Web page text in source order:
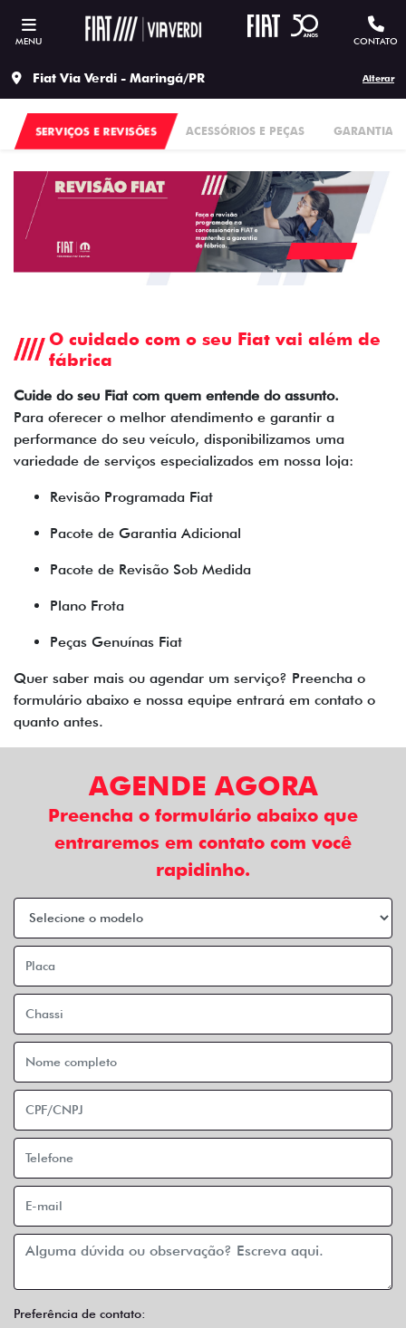
MENU CONTATO
Fiat Via Verdi - Maringá/PR Alterar
SERVIÇOS E REVISÕES ACESSÓRIOS E PEÇAS GARANTIA
O cuidado com o seu Fiat vai além de
fábrica
Cuide do seu Fiat com quem entende do assunto.
Para oferecer o melhor atendimento e garantir a
performance do seu veículo, disponibilizamos uma
variedade de serviços especializados em nossa loja:
Revisão Programada Fiat
Pacote de Garantia Adicional
Pacote de Revisão Sob Medida
Plano Frota
Peças Genuínas Fiat
Quer saber mais ou agendar um serviço? Preencha o
formulário abaixo e nossa equipe entrará em contato o
quanto antes.
AGENDE AGORA
Preencha o formulário abaixo que
entraremos em contato com você
rapidinho.
Preferência de contato: